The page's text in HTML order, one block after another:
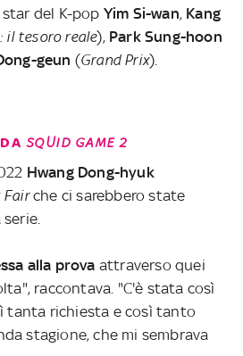
del K-pop Yim Si-wan, Kang
il tesoro reale), Park Sung-hoon
geun (Grand Prix).
SQUID GAME 2
Hwang Dong-hyuk
Fairche ci sarebbero state
alla prova attraverso quei
raccontava. "C'è stata così
tanta richiesta e così tanto
stagione, che mi sembrava